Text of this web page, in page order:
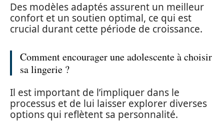
Des modèles adaptés assurent un meilleur
confort et un soutien optimal, ce qui est
crucial durant cette période de croissance.
Comment encourager une adolescente à choisir
sa lingerie ?
Il est important de l’impliquer dans le
processus et de lui laisser explorer diverses
options qui reflètent sa personnalité.